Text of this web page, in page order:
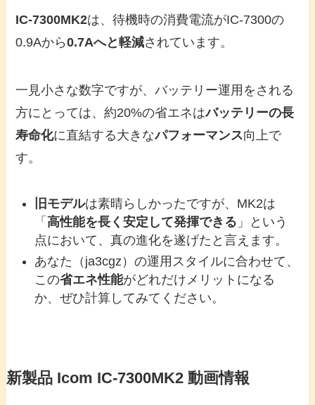
IC-7300MK2は、待機時の消費電流がIC-7300の
0.9Aから0.7Aへと軽減されています。
一見小さな数字ですが、バッテリー運用をされる
方にとっては、約20%の省エネはバッテリーの長
寿命化に直結する大きなパフォーマンス向上で
す。
旧モデルは素晴らしかったですが、MK2は
「高性能を長く安定して発揮できる 」という
点において、真の進化を遂げたと言えます。
あなた（ja3cgz）の運用スタイルに合わせて、
この省エネ性能がどれだけメリットになる
か、ぜひ計算してみてください。
新製品 Icom IC-7300MK2 動画情報